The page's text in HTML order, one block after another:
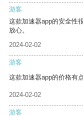
游客
这款加速器app的安全性
放心。
2024-02-02
游客
这款加速器app的价格有
2024-02-02
游客